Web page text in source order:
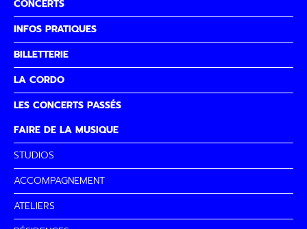
CONCERTS
INFOS PRATIQUES
BILLETTERIE
LA CORDO
LES CONCERTS PASSÉS
FAIRE DE LA MUSIQUE
STUDIOS
ACCOMPAGNEMENT
ATELIERS